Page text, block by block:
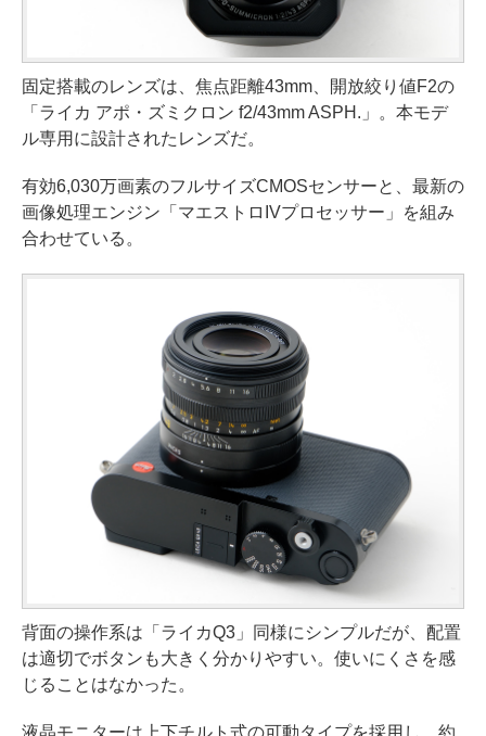
固定搭載のレンズは、焦点距離43mm、開放絞り値F2の
「ライカ アポ・ズミクロン f2/43mm ASPH.」。本モデ
ル専用に設計されたレンズだ。
有効6,030万画素のフルサイズCMOSセンサーと、最新の
画像処理エンジン「マエストロIVプロセッサー」を組み
合わせている。
背面の操作系は「ライカQ3」同様にシンプルだが、配置
は適切でボタンも大きく分かりやすい。使いにくさを感
じることはなかった。
液晶モニターは上下チルト式の可動タイプを採用し、約